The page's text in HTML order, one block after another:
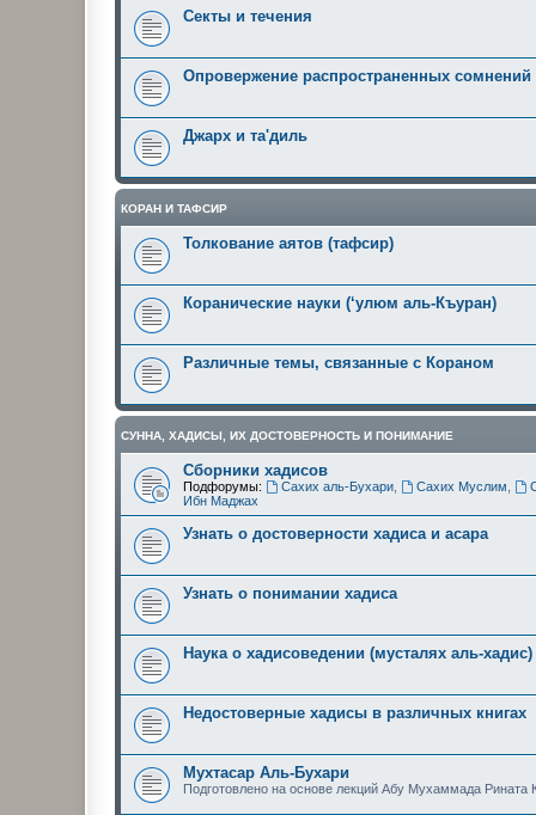
Секты и течения
Опровержение распространенных сомнений
Джарх и та'диль
КОРАН И ТАФСИР
Толкование аятов (тафсир)
Коранические науки (‘улюм аль-Къуран)
Различные темы, связанные с Кораном
СУННА, ХАДИСЫ, ИХ ДОСТОВЕРНОСТЬ И ПОНИМАНИЕ
Сборники хадисов
Подфорумы: Сахих аль-Бухари, Сахих Муслим
Ибн Маджах
Узнать о достоверности хадиса и асара
Узнать о понимании хадиса
Наука о хадисоведении (мусталях аль-хадис)
Недостоверные хадисы в различных книгах
Мухтасар Аль-Бухари
Подготовлено на основе лекций Абу Мухаммада Рината